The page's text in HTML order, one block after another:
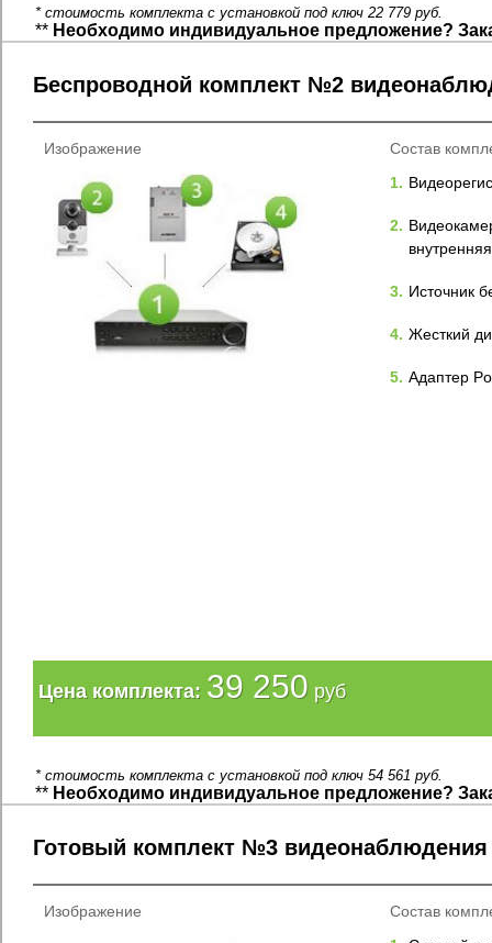
* стоимость комплекта с установкой под ключ 22 779 руб.
** Необходимо индивидуальное предложение?
Беспроводной комплект №2
Изображение
Состав
1.
2.
внутренняя
3. Источник
4. Жесткий
5. Адаптер
Цена комплекта: 39 250 руб
* стоимость комплекта с установкой под ключ 54 561 руб.
** Необходимо индивидуальное предложение?
Готовый комплект №3
Изображение
Состав